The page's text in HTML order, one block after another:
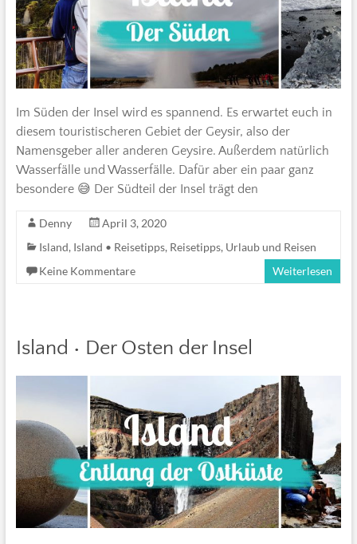
Im Süden der Insel wird es spannend. Es erwartet euch in
diesem touristischeren Gebiet der Geysir, also der
Namensgeber aller anderen Geysire. Außerdem natürlich
Wasserfälle und Wasserfälle. Dafür aber ein paar ganz
besondere 😅 Der Südteil der Insel trägt den
Denny
April 3, 2020
Island, Island • Reisetipps, Reisetipps, Urlaub und Reisen
Keine Kommentare
Weiterlesen
Island • Der Osten der Insel